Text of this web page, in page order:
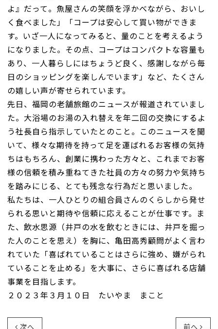
よ』だって。魚屋さんの笑顔を浮かべながら、おいし
く食べました」「コープは安心して買い物ができま
す。いざ一人になってみると、量のことを考えるよう
になりました。その点、コープはコンパクトな容量も
あり、一人暮らしにはちょうど良く、感謝しながら毎
日のショッピングを楽しんでいます」など、たくさん
の嬉しい声が寄せられています。
先日、福岡の老舗旅館のニュースが報道されていまし
た。大浴場のお湯の入れ替えを年二回の交換にするよ
う社長自ら指示していたとのこと。このニュースを聞
いて、様々な期待を持って足を運ばれるお客様の気持
ちはもちろん、創業に携わった方々と、これまでお客
様の信頼を積み重ねてきた社員の方々の努力や気持ち
を踏みにじる、とても残念な行為だと思いました。
私たちは、一人ひとりの組合員さんのくらしから発せ
られる思いと期待や信頼に応えることが仕事です。ま
た、飲水思源（井戸の水を飲むときには、井戸を掘っ
た人のことを思え）を胸に、亀田高秀顧問がよく言わ
れていた「喜ばれていることはさらに強め、嫌がられ
ていることを止める」を大事に、さらに喜ばれる店舗
事業を目指します。
２０２３年３月１０日 たいやま まこと
次へ 前へ